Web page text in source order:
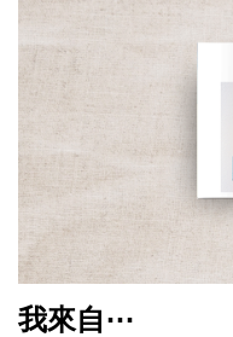
我來自⋯